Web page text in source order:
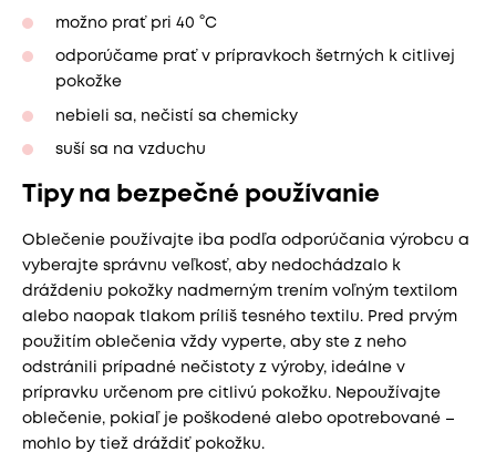
možno prať pri 40 °C
odporúčame prať v prípravkoch šetrných k citlivej
pokožke
nebieli sa, nečistí sa chemicky
suší sa na vzduchu
Tipy na bezpečné používanie
Oblečenie používajte iba podľa odporúčania výrobcu a
vyberajte správnu veľkosť, aby nedochádzalo k
dráždeniu pokožky nadmerným trením voľným textilom
alebo naopak tlakom príliš tesného textilu. Pred prvým
použitím oblečenia vždy vyperte, aby ste z neho
odstránili prípadné nečistoty z výroby, ideálne v
prípravku určenom pre citlivú pokožku. Nepoužívajte
oblečenie, pokiaľ je poškodené alebo opotrebované –
mohlo by tiež dráždiť pokožku.